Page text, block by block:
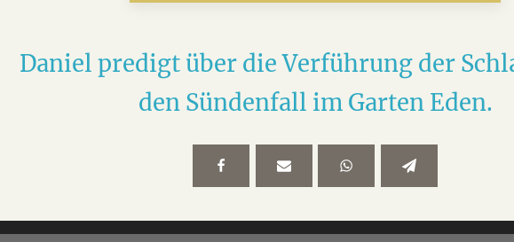
Daniel predigt über die Verführung der
den Sündenfall im Garten Eden.